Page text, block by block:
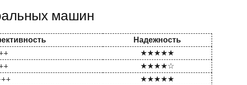
машин
Надежность
★★★★★
★★★★☆
★★★★★